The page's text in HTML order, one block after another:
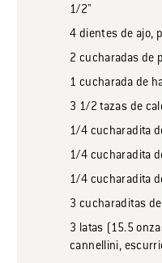
1/2"
4 dientes de ajo,
2 cucharadas de
1 cucharada de
3 1/2 tazas de
1/4 cucharadita
1/4 cucharadita
1/4 cucharadita
3 cucharaditas
3 latas (15.5
cannellini,